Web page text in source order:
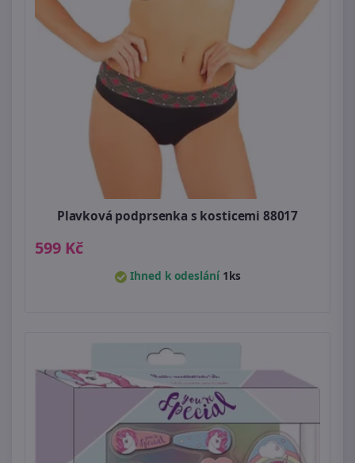
Plavková podprsenka s kosticemi 88017
599 Kč
Ihned k odeslání 1ks